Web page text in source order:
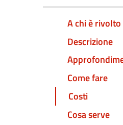
A chi è rivolto
Descrizione
Come fare
Costi
Cosa serve